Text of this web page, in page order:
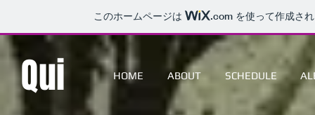
このホームページは .com を使って作成さ
Qui HOME ABOUT SCHEDULE